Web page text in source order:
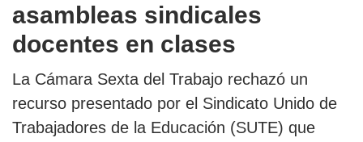
asambleas sindicales
docentes en clases
La Cámara Sexta del Trabajo rechazó un
recurso presentado por el Sindicato Unido de
Trabajadores de la Educación (SUTE) que